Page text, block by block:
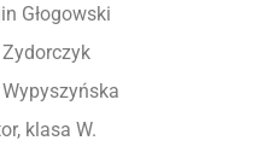
Głogowski
Zydorczyk
Wypyszyńska
klasa W.